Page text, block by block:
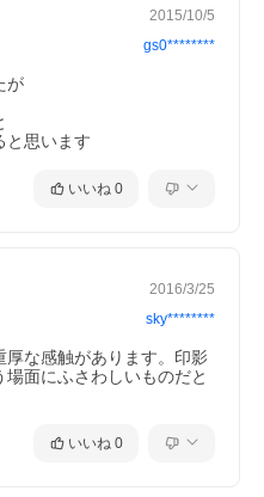
2015/10/5
gs0********
が
と思います
いいね 0
2016/3/25
sky********
厚な感触があります。印影
面にふさわしいものだと
いいね 0